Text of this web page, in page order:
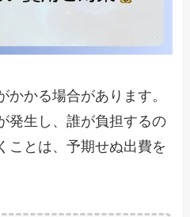
かる場合があります。
発生し、誰が負担するの
ことは、予期せぬ出費を